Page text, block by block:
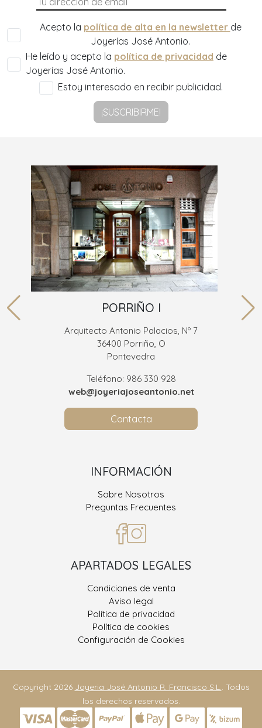
Acepto la política de alta en la newsletter de
Joyerías José Antonio.
He leído y acepto la política de privacidad de
Joyerías José Antonio.
Estoy interesado en recibir publicidad.
¡SUSCRIBIRME!
PORRIÑO I
Arquitecto Antonio Palacios, Nº 7
36400 Porriño, O
Pontevedra
Teléfono: 986 330 928
web@joyeriajoseantonio.net
Contacta
INFORMACIÓN
Sobre Nosotros
Preguntas Frecuentes
APARTADOS LEGALES
Condiciones de venta
Aviso legal
Política de privacidad
Política de cookies
Configuración de Cookies
Copyright 2026 Joyeria José Antonio R. Francisco S.L.. Todos
los derechos reservados.